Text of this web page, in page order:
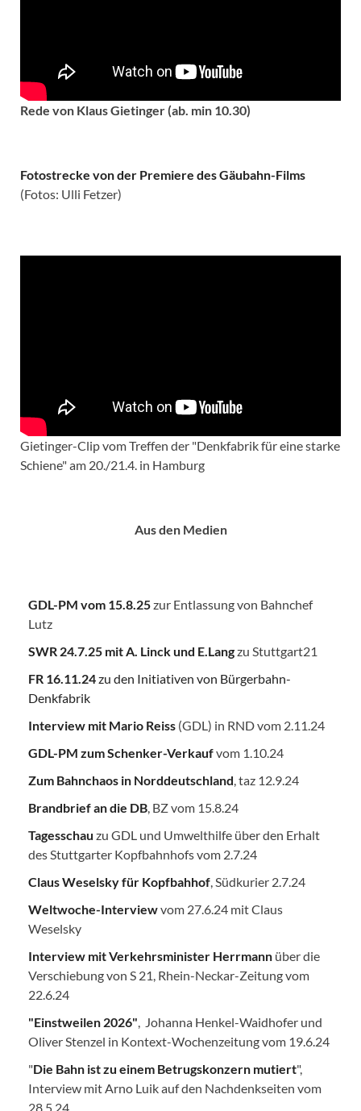
Rede von Klaus Gietinger (ab. min 10.30)
Fotostrecke von der Premiere des Gäubahn-Films
(Fotos: Ulli Fetzer)
Gietinger-Clip vom Treffen der "Denkfabrik für eine starke
Schiene" am 20./21.4. in Hamburg
Aus den Medien
GDL-PM vom 15.8.25zur Entlassung von Bahnchef
Lutz
SWR 24.7.25 mit A. Linck und E.Langzu Stuttgart21
FR 16.11.24zu den Initiativen von Bürgerbahn-
Denkfabrik
Interview mit Mario Reiss (GDL) in RND vom 2.11.24
GDL-PM zum Schenker-Verkaufvom 1.10.24
Zum Bahnchaos in Norddeutschland , taz 12.9.24
Brandbrief an die DB , BZ vom 15.8.24
Tagesschau zu GDL und Umwelthilfe über den Erhalt
des Stuttgarter Kopfbahnhofs vom 2.7.24
Claus Weselsky für Kopfbahhof , Südkurier 2.7.24
Weltwoche-Interviewvom 27.6.24 mit Claus
Weselsky
Interview mit Verkehrsminister Herrmann über die
Verschiebung von S 21, Rhein-Neckar-Zeitung vom
22.6.24
"Einstweilen 2026" , Johanna Henkel-Waidhofer und
Oliver Stenzel in Kontext-Wochenzeitung vom 19.6.24
"Die Bahn ist zu einem Betrugskonzern mutiert",
Interview mit Arno Luik auf den Nachdenkseiten vom
28.5.24